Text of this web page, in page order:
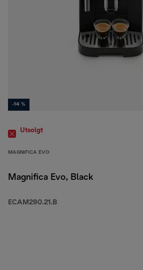
-14 %
Utsolgt
MAGNIFICA EVO
Magnifica Evo, Black
ECAM290.21.B